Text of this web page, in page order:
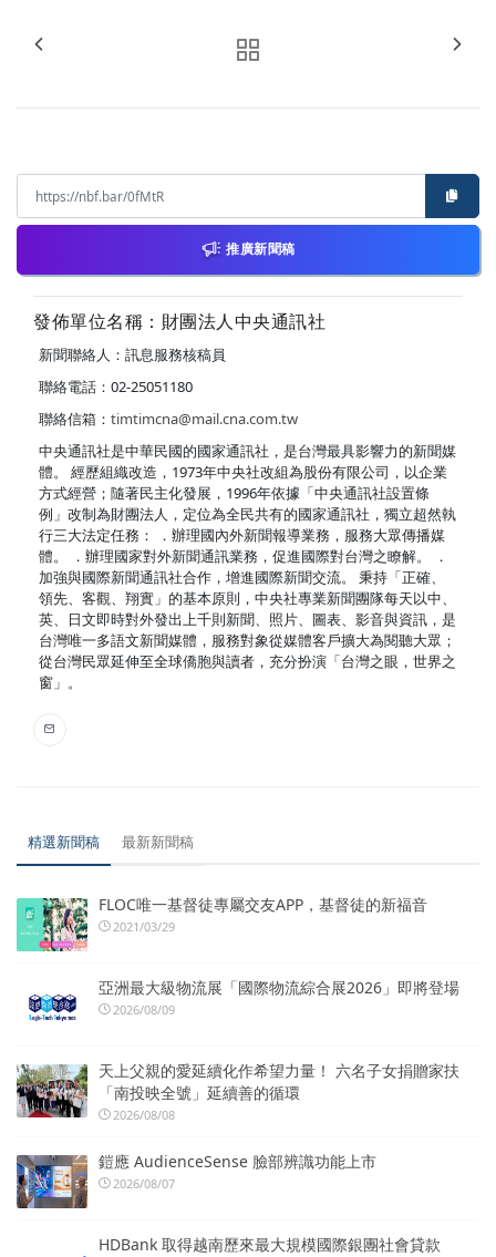
推廣新聞稿
發佈單位名稱：財團法人中央通訊社
新聞聯絡人：訊息服務核稿員
聯絡電話：02-25051180
聯絡信箱： timtimcna@mail.cna.com.tw
中央通訊社是中華民國的國家通訊社，是台灣最具影響力的新聞媒
體。 經歷組織改造，1973年中央社改組為股份有限公司，以企業
方式經營；隨著民主化發展，1996年依據「中央通訊社設置條
例」改制為財團法人，定位為全民共有的國家通訊社，獨立超然執
行三大法定任務： ．辦理國內外新聞報導業務，服務大眾傳播媒
體。 ．辦理國家對外新聞通訊業務，促進國際對台灣之瞭解。 ．
加強與國際新聞通訊社合作，增進國際新聞交流。 秉持「正確、
領先、客觀、翔實」的基本原則，中央社專業新聞團隊每天以中、
英、日文即時對外發出上千則新聞、照片、圖表、影音與資訊，是
台灣唯一多語文新聞媒體，服務對象從媒體客戶擴大為閱聽大眾；
從台灣民眾延伸至全球僑胞與讀者，充分扮演「台灣之眼，世界之
窗」。
精選新聞稿 最新新聞稿
FLOC唯一基督徒專屬交友APP，基督徒的新福音
2021/03/29
亞洲最大級物流展「國際物流綜合展2026」即將登場
2026/08/09
天上父親的愛延續化作希望力量！ 六名子女捐贈家扶
「南投映全號」延續善的循環
2026/08/08
鎧應 AudienceSense 臉部辨識功能上市
2026/08/07
HDBank 取得越南歷來最大規模國際銀團社會貸款